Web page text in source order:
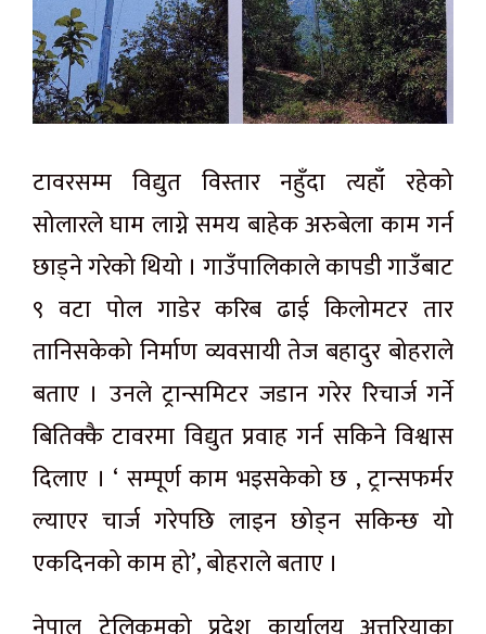
टावरसम्म विद्युत विस्तार नहुँदा त्यहाँ रहेको
सोलारले घाम लाग्ने समय बाहेक अरुबेला काम गर्न
छाड्ने गरेको थियो । गाउँपालिकाले कापडी गाउँबाट
९ वटा पोल गाडेर करिब ढाई किलोमटर तार
तानिसकेको निर्माण व्यवसायी तेज बहादुर बोहराले
बताए । उनले ट्रान्समिटर जडान गरेर रिचार्ज गर्ने
बितिक्कै टावरमा विद्युत प्रवाह गर्न सकिने विश्वास
दिलाए । ‘ सम्पूर्ण काम भइसकेको छ , ट्रान्सफर्मर
ल्याएर चार्ज गरेपछि लाइन छोड्न सकिन्छ यो
एकदिनको काम हो’, बोहराले बताए ।